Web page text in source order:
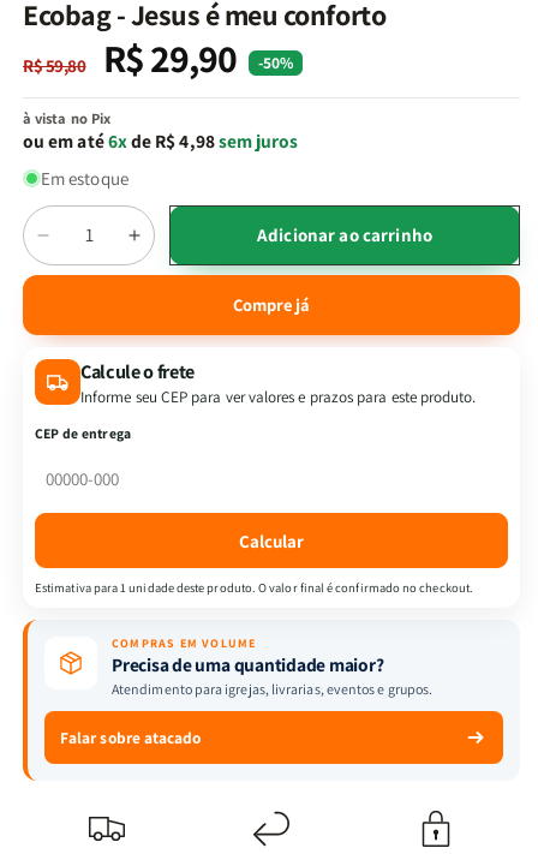
janela
Ecobag - Jesus é meu conforto
Preço
normal
R$ 59,80
Preço
promocional
R$ 29,90 -50%
à vista no Pix
ou em até6xde R$ 4,98sem juros
Em estoque
Quantidade
Diminuir
a
Ecobag
-
Jesus
conforto
Aumentar
a
quantidade
Ecobag
-
Jesus
Adicionar ao carrinho
Compre já
Calcule o frete
Informe seu CEP para ver valores e prazos para este produto.
CEP de entrega
Calcular
Estimativa para 1 unidade deste produto. O valor final é confirmado no checkout.
COMPRAS EM VOLUME
Precisa de uma quantidade maior?
Atendimento para igrejas, livrarias, eventos e grupos.
Falar sobre atacado